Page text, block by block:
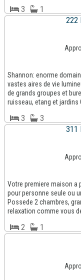
3 1
222
Shannon: enorme
vastes aires de vie
de grands groupes et
ruisseau, etang et
3 3
311
Votre premiere maison a
pour personne seule ou
Possede 2 chambres,
relaxation comme vous
2 1